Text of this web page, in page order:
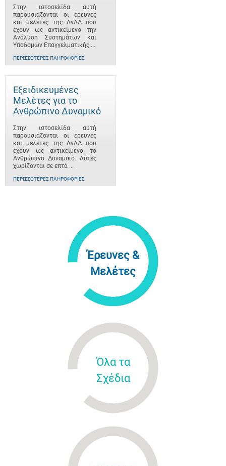
Στην ιστοσελίδα αυτή
παρουσιάζονται οι έρευνες
και μελέτες της ΑνΑΔ που
έχουν ως αντικείμενο την
Ανάλυση Συστημάτων και
Υποδομών Επαγγελματικής ...
ΠΕΡΙΣΣΌΤΕΡΕΣ ΠΛΗΡΟΦΟΡΊΕΣ
Εξειδικευμένες
Μελέτες για το
Ανθρώπινο Δυναμικό
Στην ιστοσελίδα αυτή
παρουσιάζονται οι έρευνες
και μελέτες της ΑνΑΔ που
έχουν ως αντικείμενο το
Ανθρώπινο Δυναμικό. Αυτές
χωρίζονται σε επτά ...
ΠΕΡΙΣΣΌΤΕΡΕΣ ΠΛΗΡΟΦΟΡΊΕΣ
Έρευνες &
Μελέτες
Όλα τα
Σχέδια